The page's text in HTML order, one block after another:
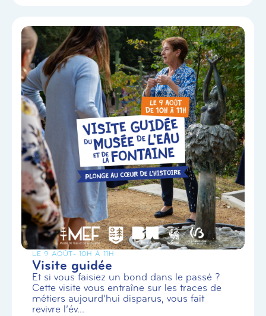
LE 9 AOÛT- 10H À 11H
Visite guidée
Et si vous faisiez un bond dans le passé ?
Cette visite vous entraîne sur les traces de
métiers aujourd’hui disparus, vous fait
revivre l’év...